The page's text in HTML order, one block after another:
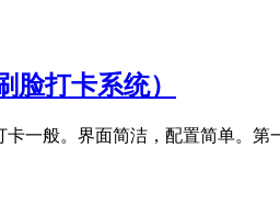
脸打卡系统）
一般。界面简洁，配置简单。